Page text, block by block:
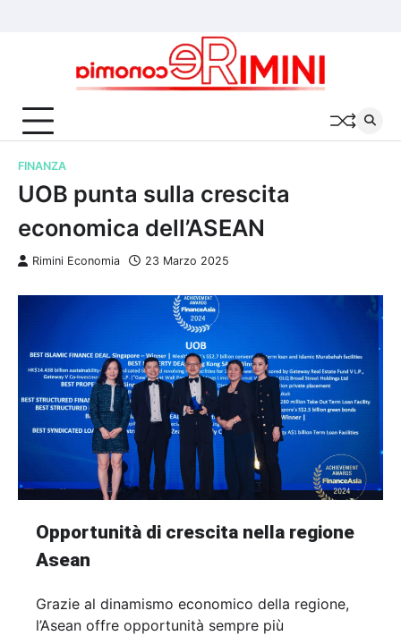
siamo
Policy
Policy
FINANZA
UOB punta sulla crescita
economica dell’ASEAN
Rimini Economia 23 Marzo 2025
Opportunità di crescita nella regione
Asean
Grazie al dinamismo economico della regione,
l’Asean offre opportunità sempre più